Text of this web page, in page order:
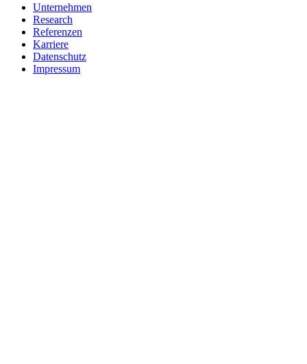
Unternehmen
Research
Referenzen
Karriere
Datenschutz
Impressum